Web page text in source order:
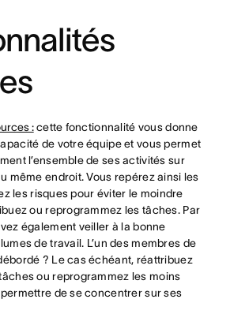
:cette fonctionnalité vous donne
de votre équipe et vous permet
l’ensemble de ses activités sur
même endroit. Vous repérez ainsi les
les risques pour éviter le moindre
ou reprogrammez les tâches. Par
également veiller à la bonne
de travail. L’un des membres de
? Le cas échéant, réattribuez
ou reprogrammez les moins
de se concentrer sur ses